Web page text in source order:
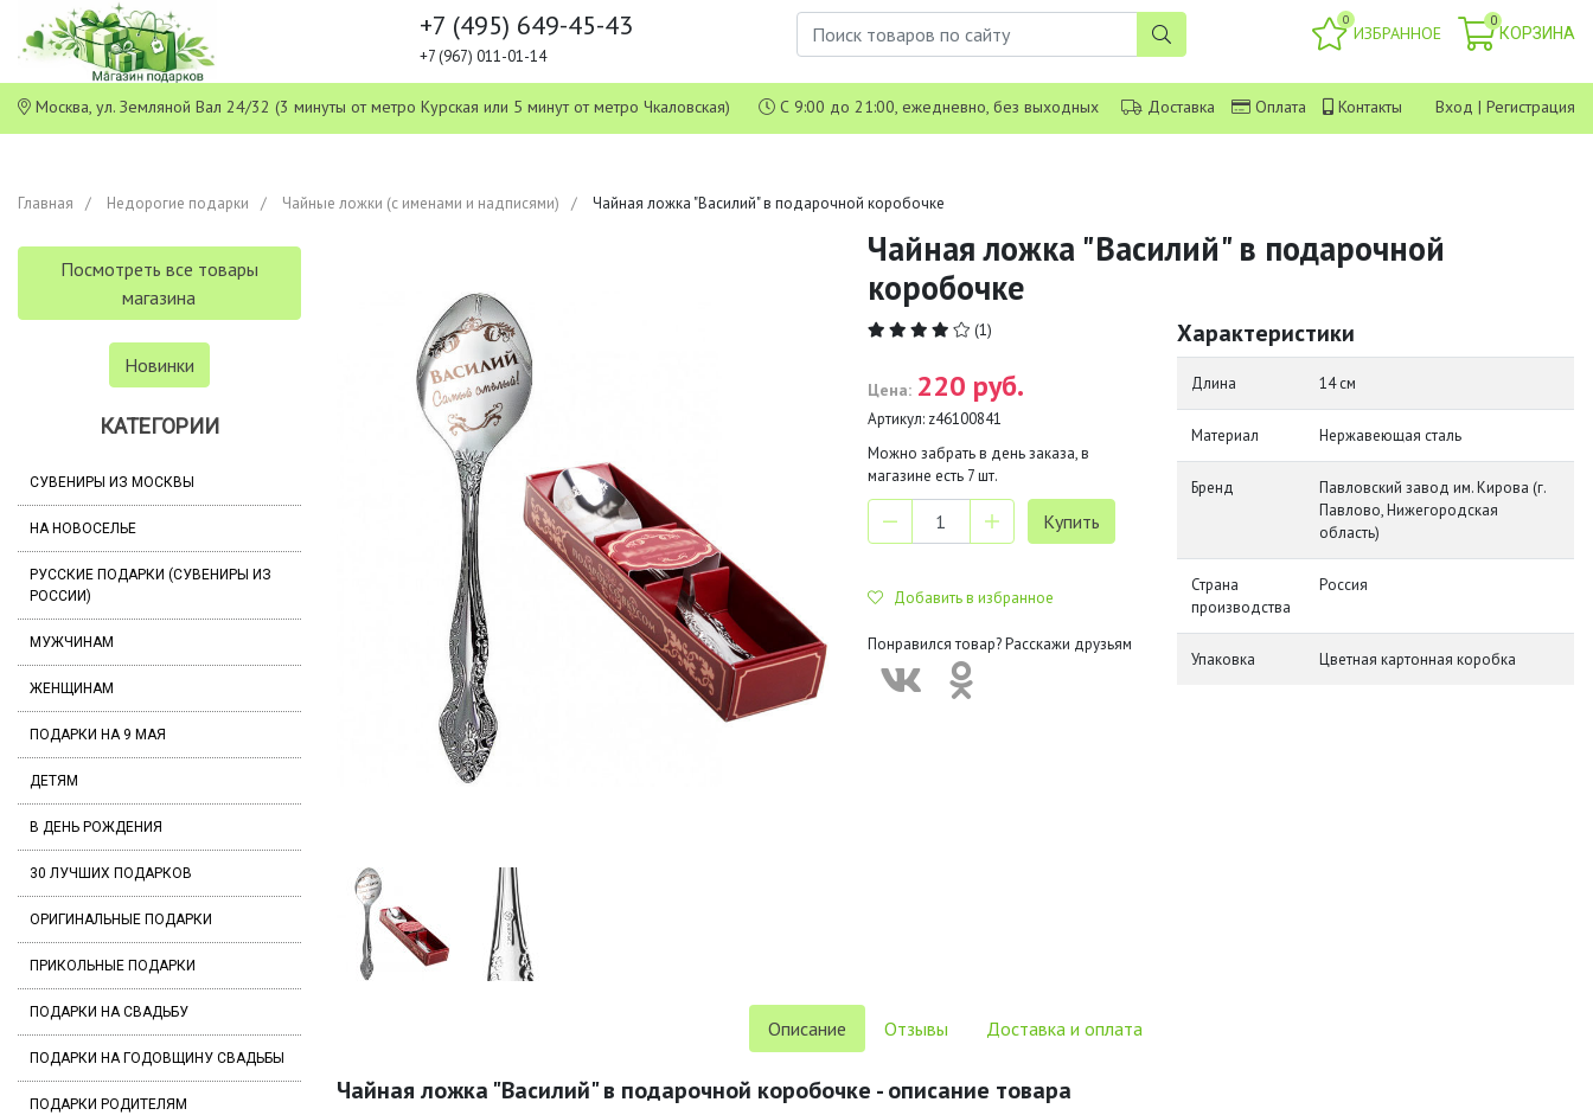
+7 (495) 649-45-43
+7 (967) 011-01-14
0
ИЗБРАННОЕ
0
КОРЗИНА
Москва, ул. Земляной Вал 24/32 (3 минуты от метро Курская или 5 минут от метро Чкаловская) С 9:00 до 21:00, ежедневно, без выходных Доставка Оплата Контакты Вход | Регистрация
Главная Недорогие подарки Чайные ложки (с именами и надписями) Чайная ложка "Василий" в подарочной коробочке
Посмотреть все товары
магазина
Новинки
КАТЕГОРИИ
СУВЕНИРЫ ИЗ МОСКВЫ
НА НОВОСЕЛЬЕ
РУССКИЕ ПОДАРКИ (СУВЕНИРЫ ИЗ
РОССИИ)
МУЖЧИНАМ
ЖЕНЩИНАМ
ПОДАРКИ НА 9 МАЯ
ДЕТЯМ
В ДЕНЬ РОЖДЕНИЯ
30 ЛУЧШИХ ПОДАРКОВ
ОРИГИНАЛЬНЫЕ ПОДАРКИ
ПРИКОЛЬНЫЕ ПОДАРКИ
ПОДАРКИ НА СВАДЬБУ
ПОДАРКИ НА ГОДОВЩИНУ СВАДЬБЫ
ПОДАРКИ РОДИТЕЛЯМ
Чайная ложка "Василий" в подарочной
коробочке
(1)
Цена: 220 руб.
Артикул: z46100841
Можно забрать в день заказа, в
магазине есть 7шт.
Добавить в избранное
Понравился товар? Расскажи друзьям
Характеристики
Длина 14 см
Материал Нержавеющая сталь
Бренд
Павловский завод им. Кирова (г.
Павлово, Нижегородская
область)
Страна
производства
Россия
Упаковка Цветная картонная коробка
Описание Отзывы Доставка и оплата
Чайная ложка "Василий" в подарочной коробочке - описание товара